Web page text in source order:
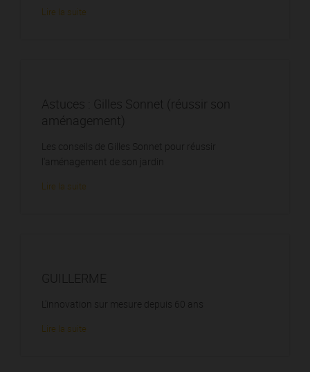
Lire la suite
Astuces : Gilles Sonnet (réussir son
aménagement)
Les conseils de Gilles Sonnet pour réussir
l'aménagement de son jardin
Lire la suite
GUILLERME
L'innovation sur mesure depuis 60 ans
Lire la suite